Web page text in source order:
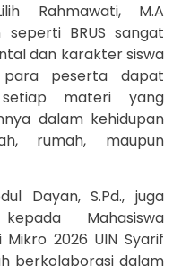
Rahmawati, M.A
BRUS sangat
dan karakter siswa
peserta dapat
materi yang
dalam kehidupan
rumah, maupun
Dayan, S.Pd., juga
Mahasiswa
2026 UIN Syarif
berkolaborasi dalam